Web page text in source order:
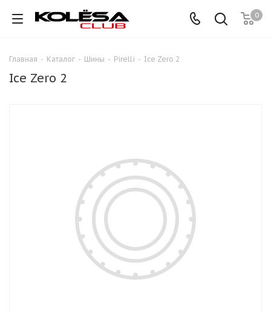
0
Главная - Каталог - Шины - Pirelli - Ice Zero 2
Ice Zero 2